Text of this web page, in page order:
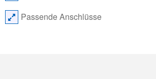
Passende Anschlüsse